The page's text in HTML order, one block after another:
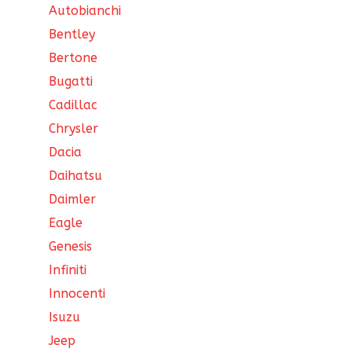
Autobianchi
Bentley
Bertone
Bugatti
Cadillac
Chrysler
Dacia
Daihatsu
Daimler
Eagle
Genesis
Infiniti
Innocenti
Isuzu
Jeep